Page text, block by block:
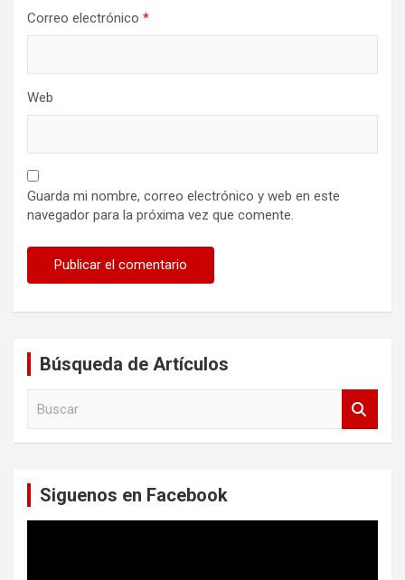
Correo electrónico *
Web
Guarda mi nombre, correo electrónico y web en este
navegador para la próxima vez que comente.
Búsqueda de Artículos
Siguenos en Facebook